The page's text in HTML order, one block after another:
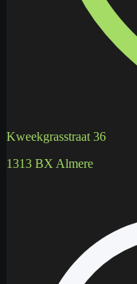
Kweekgrasstraat 36
1313 BX Almere